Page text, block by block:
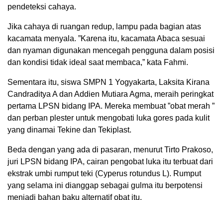
pendeteksi cahaya.
Jika cahaya di ruangan redup, lampu pada bagian atas
kacamata menyala. ”Karena itu, kacamata Abaca sesuai
dan nyaman digunakan mencegah pengguna dalam posisi
dan kondisi tidak ideal saat membaca,” kata Fahmi.
Sementara itu, siswa SMPN 1 Yogyakarta, Laksita Kirana
Candraditya A dan Addien Mutiara Agma, meraih peringkat
pertama LPSN bidang IPA. Mereka membuat ”obat merah ”
dan perban plester untuk mengobati luka gores pada kulit
yang dinamai Tekine dan Tekiplast.
Beda dengan yang ada di pasaran, menurut Tirto Prakoso,
juri LPSN bidang IPA, cairan pengobat luka itu terbuat dari
ekstrak umbi rumput teki (Cyperus rotundus L). Rumput
yang selama ini dianggap sebagai gulma itu berpotensi
menjadi bahan baku alternatif obat itu.